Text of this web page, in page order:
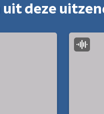
uit deze